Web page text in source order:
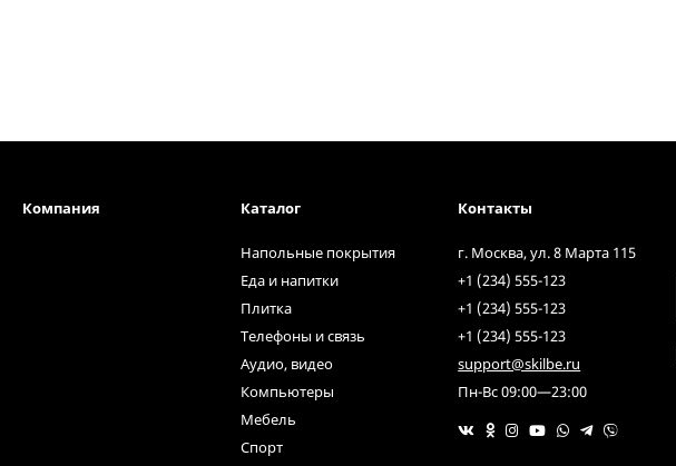
Компания Каталог
Напольные покрытия
Еда и напитки
Плитка
Телефоны и связь
Аудио, видео
Компьютеры
Мебель
Спорт
Контакты
г. Москва, ул. 8 Марта 115
+1 (234) 555-123
+1 (234) 555-123
+1 (234) 555-123
support@skilbe.ru
Пн-Вс 09:00—23:00